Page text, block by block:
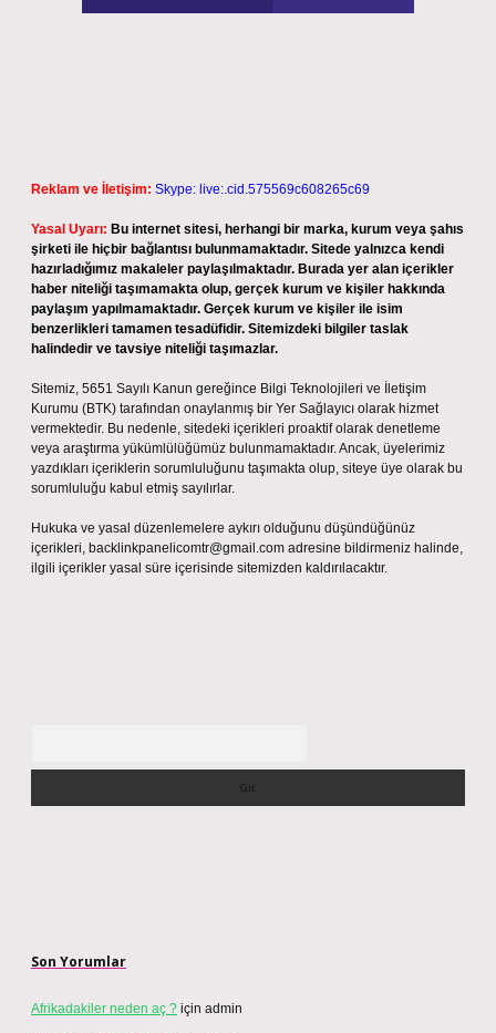
Reklam ve İletişim: Skype: live:.cid.575569c608265c69
Yasal Uyarı: Bu internet sitesi, herhangi bir marka, kurum veya şahıs
şirketi ile hiçbir bağlantısı bulunmamaktadır. Sitede yalnızca kendi
hazırladığımız makaleler paylaşılmaktadır. Burada yer alan içerikler
haber niteliği taşımamakta olup, gerçek kurum ve kişiler hakkında
paylaşım yapılmamaktadır. Gerçek kurum ve kişiler ile isim
benzerlikleri tamamen tesadüfidir. Sitemizdeki bilgiler taslak
halindedir ve tavsiye niteliği taşımazlar.
Sitemiz, 5651 Sayılı Kanun gereğince Bilgi Teknolojileri ve İletişim
Kurumu (BTK) tarafından onaylanmış bir Yer Sağlayıcı olarak hizmet
vermektedir. Bu nedenle, sitedeki içerikleri proaktif olarak denetleme
veya araştırma yükümlülüğümüz bulunmamaktadır. Ancak, üyelerimiz
yazdıkları içeriklerin sorumluluğunu taşımakta olup, siteye üye olarak bu
sorumluluğu kabul etmiş sayılırlar.
Hukuka ve yasal düzenlemelere aykırı olduğunu düşündüğünüz
içerikleri, backlinkpanelicomtr@gmail.com adresine bildirmeniz halinde,
ilgili içerikler yasal süre içerisinde sitemizden kaldırılacaktır.
Son Yorumlar
Afrikadakiler neden aç ? için admin